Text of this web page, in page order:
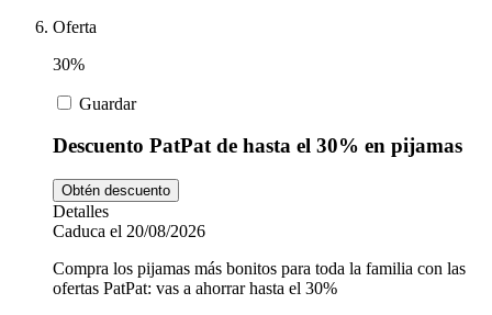
Oferta
30%
Guardar
Descuento PatPat de hasta el 30% en pijamas
Obtén descuento
Detalles
Caduca el 20/08/2026
Compra los pijamas más bonitos para toda la familia con las
ofertas PatPat: vas a ahorrar hasta el 30%